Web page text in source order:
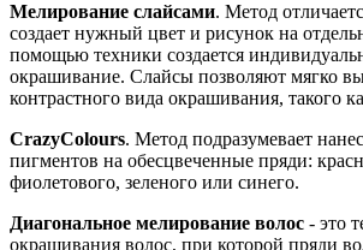
Мелирование слайсами. Метод
создает нужный цвет и рисунок на
помощью техники создается
окрашивание. Слайсы позволяют мягко
контрастного вида окрашивания, такого
CrazyColours. Метод подразумевает
пигментов на обесцвеченные пряди:
фиолетового, зеленого или синего.
Диагональное мелирование волос - это
окрашивания волос, при которой пряди